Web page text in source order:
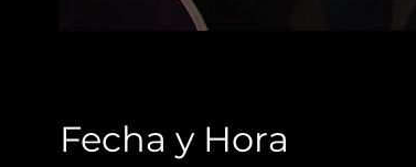
Fecha y Hora